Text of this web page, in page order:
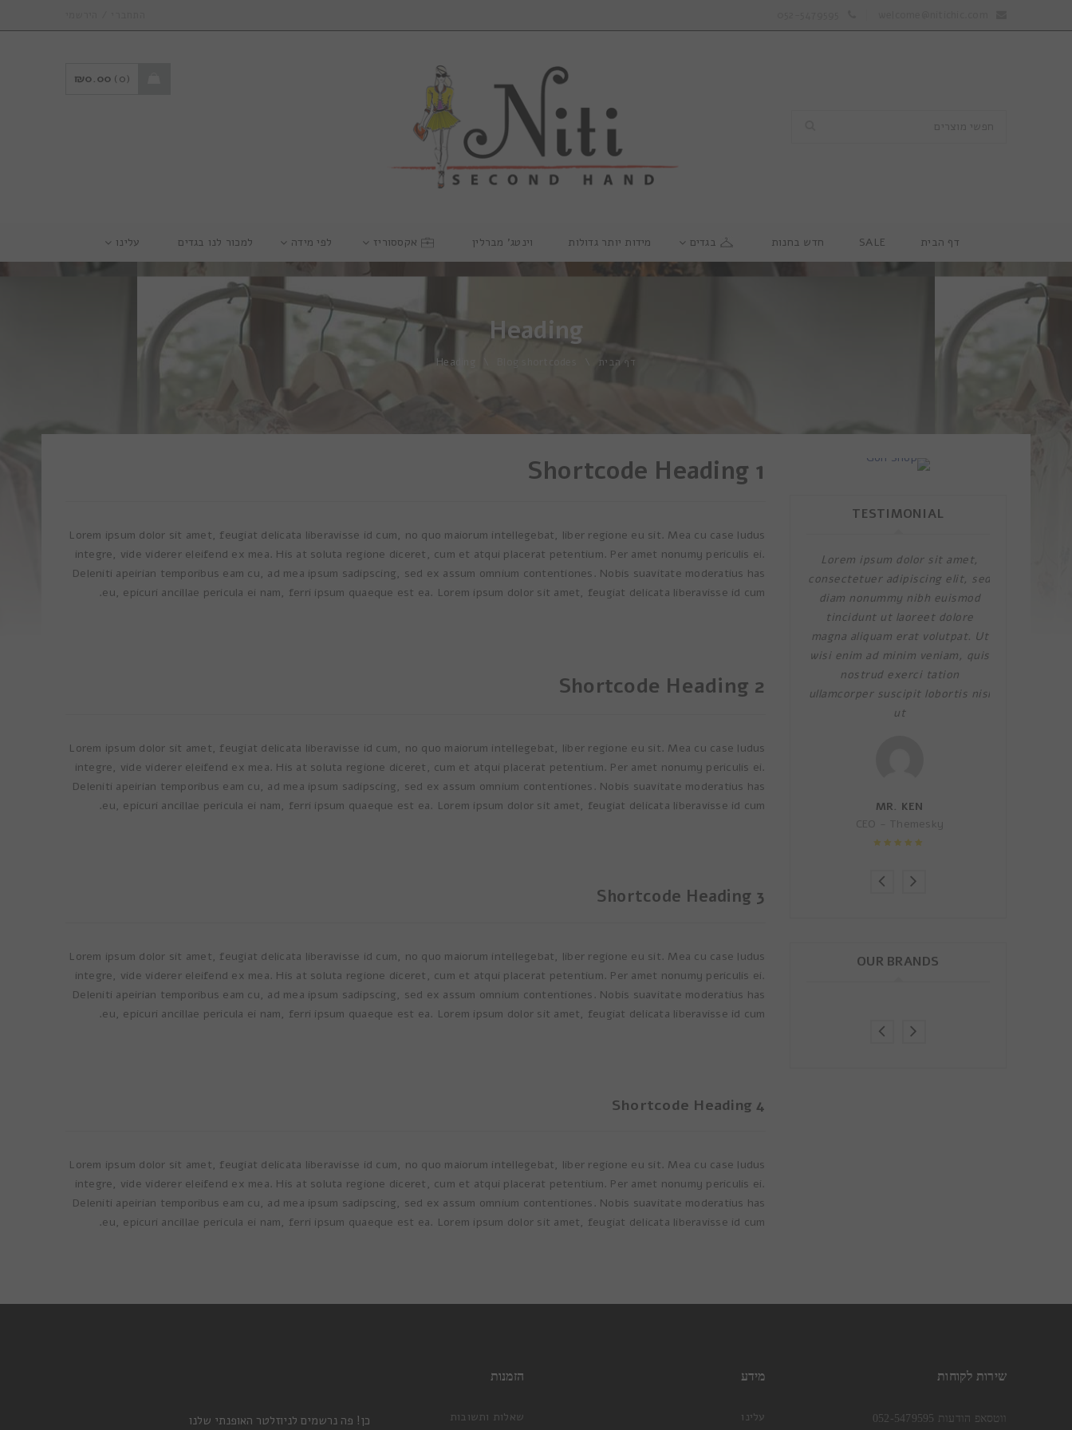
₪0.00 0
דף הבית SALE חדש בחנות בגדים מידות יותר גדולות וינטג’ מברלין אקססוריז לפי מידה למכור לנו בגדים עלינו
Heading
דף הבית Heading
Shortcode Heading 1
Lorem ipsum dolor sit amet, feugiat delicata liberavisse id cum, no quo maiorum intellegebat, liber regione eu sit. Mea cu case ludus
integre, vide viderer eleifend ex mea. His at soluta regione diceret, cum et atqui placerat petentium. Per amet nonumy periculis ei.
Deleniti apeirian temporibus eam cu, ad mea ipsum sadipscing, sed ex assum omnium contentiones. Nobis suavitate moderatius has
eu, epicuri ancillae pericula ei nam, ferri ipsum quaeque est ea. Lorem ipsum dolor sit amet, feugiat delicata liberavisse id cum.
Shortcode Heading 2
Lorem ipsum dolor sit amet, feugiat delicata liberavisse id cum, no quo maiorum intellegebat, liber regione eu sit. Mea cu case ludus
integre, vide viderer eleifend ex mea. His at soluta regione diceret, cum et atqui placerat petentium. Per amet nonumy periculis ei.
Deleniti apeirian temporibus eam cu, ad mea ipsum sadipscing, sed ex assum omnium contentiones. Nobis suavitate moderatius has
eu, epicuri ancillae pericula ei nam, ferri ipsum quaeque est ea. Lorem ipsum dolor sit amet, feugiat delicata liberavisse id cum.
Shortcode Heading 3
Lorem ipsum dolor sit amet, feugiat delicata liberavisse id cum, no quo maiorum intellegebat, liber regione eu sit. Mea cu case ludus
integre, vide viderer eleifend ex mea. His at soluta regione diceret, cum et atqui placerat petentium. Per amet nonumy periculis ei.
Deleniti apeirian temporibus eam cu, ad mea ipsum sadipscing, sed ex assum omnium contentiones. Nobis suavitate moderatius has
eu, epicuri ancillae pericula ei nam, ferri ipsum quaeque est ea. Lorem ipsum dolor sit amet, feugiat delicata liberavisse id cum.
Shortcode Heading 4
Lorem ipsum dolor sit amet, feugiat delicata liberavisse id cum, no quo maiorum intellegebat, liber regione eu sit. Mea cu case ludus
integre, vide viderer eleifend ex mea. His at soluta regione diceret, cum et atqui placerat petentium. Per amet nonumy periculis ei.
Deleniti apeirian temporibus eam cu, ad mea ipsum sadipscing, sed ex assum omnium contentiones. Nobis suavitate moderatius has
eu, epicuri ancillae pericula ei nam, ferri ipsum quaeque est ea. Lorem ipsum dolor sit amet, feugiat delicata liberavisse id cum.
TESTIMONIAL
Lorem ipsum dolor sit amet,
consectetuer adipiscing elit, sed
diam nonummy nibh euismod
tincidunt ut laoreet dolore
magna aliquam erat volutpat. Ut
wisi enim ad minim veniam, quis
nostrud exerci tation
ullamcorper suscipit lobortis nisl
ut
MR. KEN
CEO - Themesky
Lorem ipsum dolor sit amet,
consectetuer adipiscing elit, sed
diam nonummy nibh euismod
nostrud exerci tation
ullamcorper suscipit lobortis nisl
MR. ALEC
זאת. שיפ שיפ. היא
OUR BRANDS
כן! פה נרשמים לניוזלטר האופנתי שלנו
הזמנות
שאלות ותשובות
מידע
עלינו
שירות לקוחות
ווטסאפ הודעות 052-5479595